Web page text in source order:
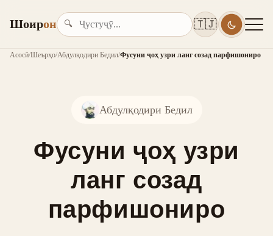
Шоирон 🔍 🇹🇯
Асосӣ/Шеърҳо/Абдулқодири Бедил/Фусуни ҷоҳ узри ланг созад парфишониро
Абдулқодири Бедил
Фусуни ҷоҳ узри
ланг созад
парфишониро